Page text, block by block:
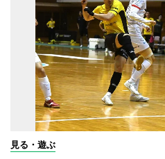
見る・遊ぶ